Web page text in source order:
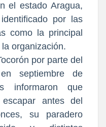
el estado Aragua,
por las
como la principal
organización.
por parte del
septiembre de
informaron que
antes del
su paradero